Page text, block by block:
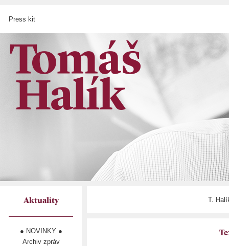
Press kit
Aktuality
● NOVINKY ●
Archiv zpráv
T.